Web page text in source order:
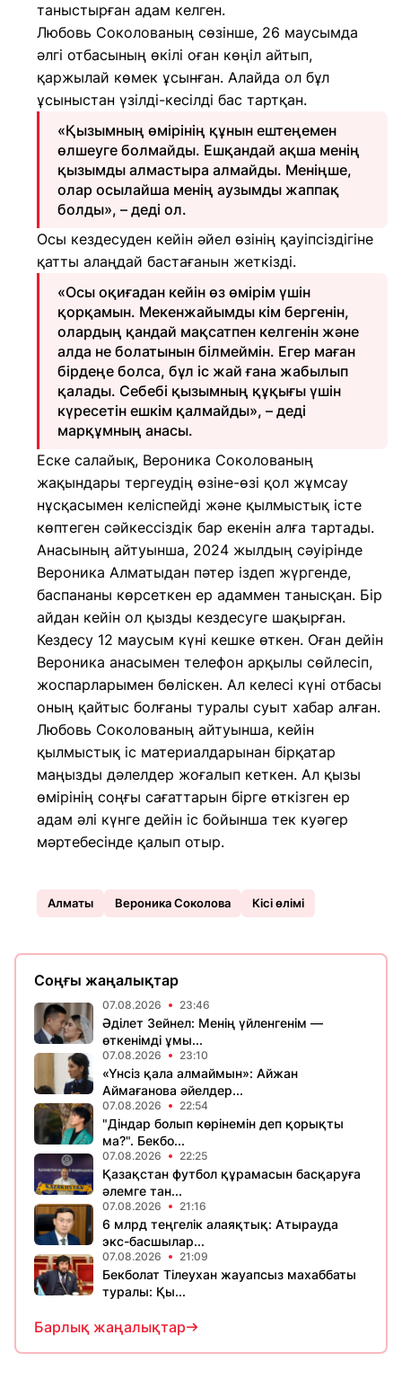
таныстырған адам келген.
Любовь Соколованың сөзінше, 26 маусымда
әлгі отбасының өкілі оған көңіл айтып,
қаржылай көмек ұсынған. Алайда ол бұл
ұсыныстан үзілді-кесілді бас тартқан.
«Қызымның өмірінің құнын ештеңемен
өлшеуге болмайды. Ешқандай ақша менің
қызымды алмастыра алмайды. Меніңше,
олар осылайша менің аузымды жаппақ
болды», – деді ол.
Осы кездесуден кейін әйел өзінің қауіпсіздігіне
қатты алаңдай бастағанын жеткізді.
«Осы оқиғадан кейін өз өмірім үшін
қорқамын. Мекенжайымды кім бергенін,
олардың қандай мақсатпен келгенін және
алда не болатынын білмеймін. Егер маған
бірдеңе болса, бұл іс жай ғана жабылып
қалады. Себебі қызымның құқығы үшін
күресетін ешкім қалмайды», – деді
марқұмның анасы.
Еске салайық, Вероника Соколованың
жақындары тергеудің өзіне-өзі қол жұмсау
нұсқасымен келіспейді және қылмыстық істе
көптеген сәйкессіздік бар екенін алға тартады.
Анасының айтуынша, 2024 жылдың сәуірінде
Вероника Алматыдан пәтер іздеп жүргенде,
баспананы көрсеткен ер адаммен танысқан. Бір
айдан кейін ол қызды кездесуге шақырған.
Кездесу 12 маусым күні кешке өткен. Оған дейін
Вероника анасымен телефон арқылы сөйлесіп,
жоспарларымен бөліскен. Ал келесі күні отбасы
оның қайтыс болғаны туралы суыт хабар алған.
Любовь Соколованың айтуынша, кейін
қылмыстық іс материалдарынан бірқатар
маңызды дәлелдер жоғалып кеткен. Ал қызы
өмірінің соңғы сағаттарын бірге өткізген ер
адам әлі күнге дейін іс бойынша тек куәгер
мәртебесінде қалып отыр.
Алматы Вероника Соколова Кісі өлімі
Соңғы жаңалықтар
07.08.2026 23:46
Әділет Зейнел: Менің үйленгенім —
өткенімді ұмы...
07.08.2026 23:10
«Үнсіз қала алмаймын»: Айжан
Аймағанова әйелдер...
07.08.2026 22:54
"Діндар болып көрінемін деп қорықты
ма?". Бекбо...
07.08.2026 22:25
Қазақстан футбол құрамасын басқаруға
әлемге тан...
07.08.2026 21:16
6 млрд теңгелік алаяқтық: Атырауда
экс-басшылар...
07.08.2026 21:09
Бекболат Тілеухан жауапсыз махаббаты
туралы: Қы...
Барлық жаңалықтар